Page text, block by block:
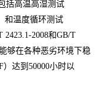
括高温高湿测试
温度循环测试
2008和GB/T
在各种恶劣环境下稳
达到50000小时以